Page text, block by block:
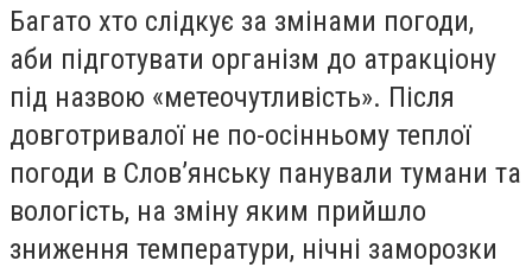
Багато хто слідкує за змінами погоди,
аби підготувати організм до атракціону
під назвою «метеочутливість». Після
довготривалої не по-осінньому теплої
погоди в Слов’янську панували тумани та
вологість, на зміну яким прийшло
зниження температури, нічні заморозки